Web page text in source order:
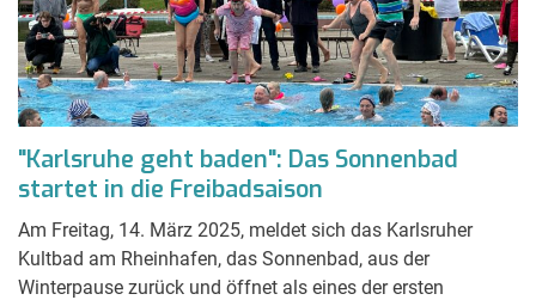
"Karlsruhe geht baden": Das Sonnenbad
startet in die Freibadsaison
Am Freitag, 14. März 2025, meldet sich das Karlsruher
Kultbad am Rheinhafen, das Sonnenbad, aus der
Winterpause zurück und öffnet als eines der ersten